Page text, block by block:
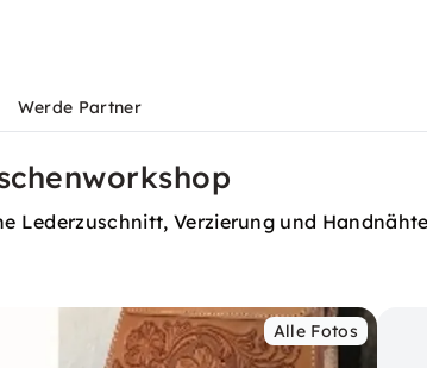
Werde Partner
Lederzuschnitt, Verzierung und
Alle Fotos